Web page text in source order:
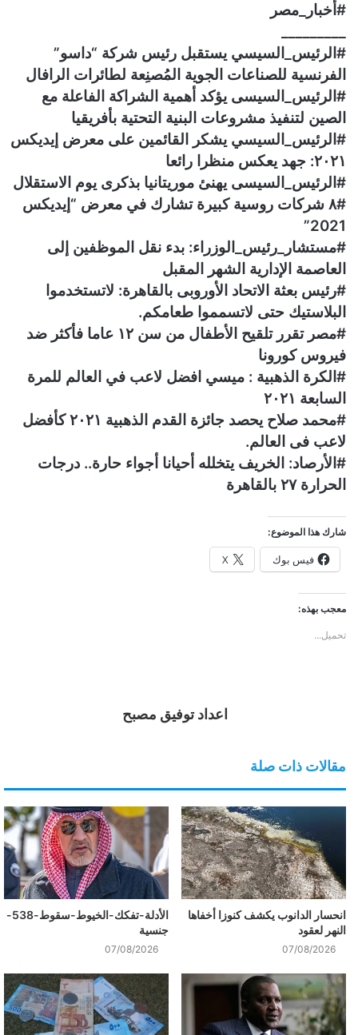
#أخبار_مصر
#الرئيس_السيسي يستقبل رئيس شركة “داسو”
الفرنسية للصناعات الجوية المُصنِعة لطائرات الرافال
#الرئيس_السيسى يؤكد أهمية الشراكة الفاعلة مع
الصين لتنفيذ مشروعات البنية التحتية بأفريقيا
#الرئيس_السيسي يشكر القائمين على معرض إيديكس
٢٠٢١: جهد يعكس منظرا رائعا
#الرئيس_السيسى يهنئ موريتانيا بذكرى يوم الاستقلال
#٨ شركات روسية كبيرة تشارك في معرض “إيديكس
2021”
#مستشار_رئيس_الوزراء: بدء نقل الموظفين إلى
العاصمة الإدارية الشهر المقبل
#رئيس بعثة الاتحاد الأوروبى بالقاهرة: لاتستخدموا
البلاستيك حتى لاتسمموا طعامكم.
#مصر تقرر تلقيح الأطفال من سن ١٢ عاما فأكثر ضد
فيروس كورونا
#الكرة الذهبية : ميسي افضل لاعب في العالم للمرة
السابعة ٢٠٢١
#محمد صلاح يحصد جائزة القدم الذهبية ٢٠٢١ كأفضل
لاعب فى العالم.
#الأرصاد: الخريف يتخلله أحيانا أجواء حارة.. درجات
الحرارة ٢٧ بالقاهرة
شارك هذا الموضوع:
فيس بوك X
معجب بهذه:
تحميل...
اعداد توفيق مصبح
مقالات ذات صلة
انحسار الدانوب يكشف كنوزا أخفاها
النهر لعقود
07/08/2026
الأدلة-تفكك-الخيوط-سقوط-538-
جنسية
07/08/2026